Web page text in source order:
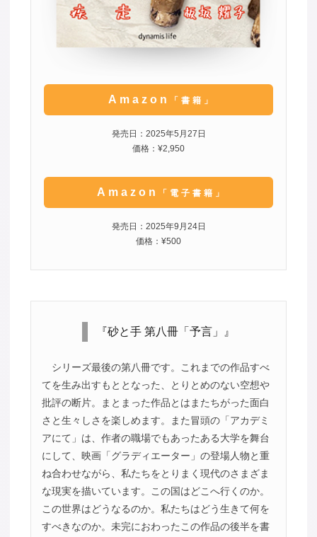
Amazon 「書籍」
発売日：2025年5月27日
価格：¥2,950
Amazon 「電子書籍」
発売日：2025年9月24日
価格：¥500
『砂と手 第八冊「予言」』
シリーズ最後の第八冊です。これまでの作品すべ
てを生み出すもととなった、とりとめのない空想や
批評の断片。まとまった作品とはまたちがった面白
さと生々しさを楽しめます。また冒頭の「アカデミ
アにて」は、作者の職場でもあったある大学を舞台
にして、映画「グラディエーター」の登場人物と重
ね合わせながら、私たちをとりまく現代のさまざま
な現実を描いています。この国はどこへ行くのか。
この世界はどうなるのか。私たちはどう生きて何を
すべきなのか。未完におわったこの作品の後半を書